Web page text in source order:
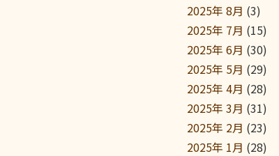
2025年 8月 (3)
2025年 7月 (15)
2025年 6月 (30)
2025年 5月 (29)
2025年 4月 (28)
2025年 3月 (31)
2025年 2月 (23)
2025年 1月 (28)